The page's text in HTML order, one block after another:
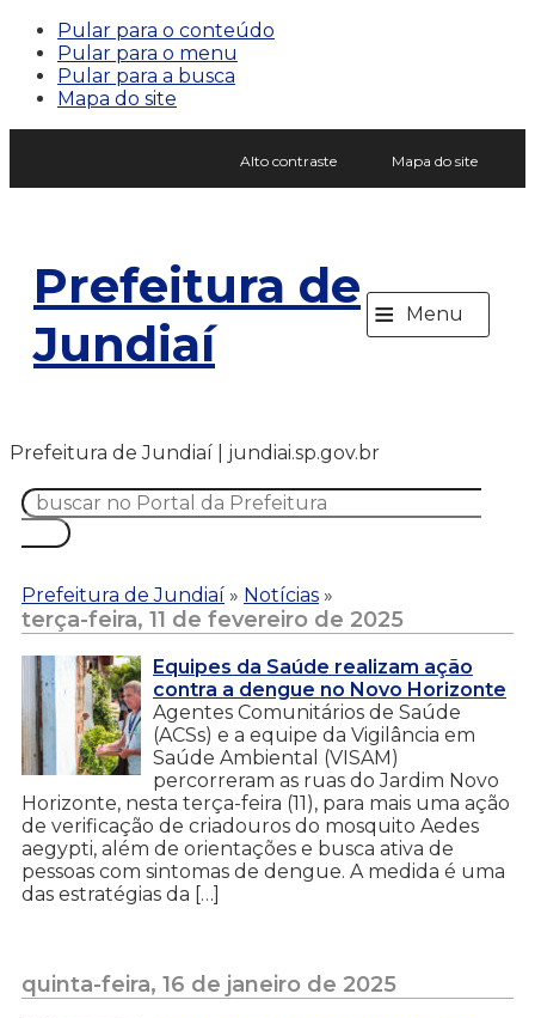
Pular para o conteúdo
Pular para o menu
Pular para a busca
Mapa do site
Alto contraste Mapa do site
Prefeitura de
Jundiaí
≡ Menu
Prefeitura de Jundiaí | jundiai.sp.gov.br
Prefeitura de Jundiaí » Notícias »
terça-feira, 11 de fevereiro de 2025
Equipes da Saúde realizam ação
contra a dengue no Novo Horizonte
Agentes Comunitários de Saúde
(ACSs) e a equipe da Vigilância em
Saúde Ambiental (VISAM)
percorreram as ruas do Jardim Novo
Horizonte, nesta terça-feira (11), para mais uma ação
de verificação de criadouros do mosquito Aedes
aegypti, além de orientações e busca ativa de
pessoas com sintomas de dengue. A medida é uma
das estratégias da […]
quinta-feira, 16 de janeiro de 2025